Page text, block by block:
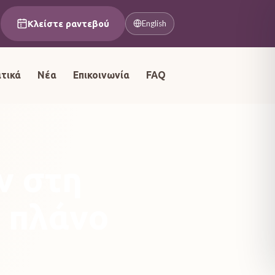
Κλείστε ραντεβού English
Νέα Επικοινωνία FAQ